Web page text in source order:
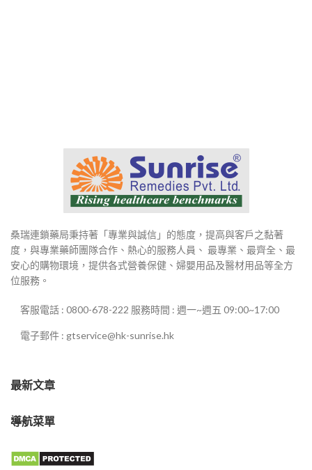
桑瑞連鎖藥局秉持著「專業與誠信」的態度，提高與客戶之黏著
度，與專業藥師團隊合作、熱心的服務人員、 最專業、最齊全、最
安心的購物環境，提供各式營養保健、婦嬰用品及醫材用品等全方
位服務。
客服電話 : 0800-678-222 服務時間 : 週一~週五 09:00~17:00
電子郵件 : gtservice@hk-sunrise.hk
最新文章
導航菜單